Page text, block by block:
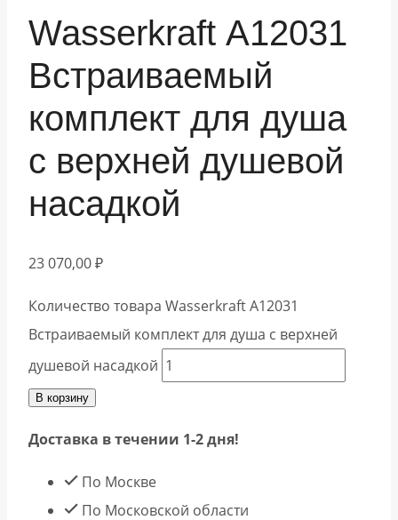
Wasserkraft А12031
Встраиваемый
комплект для душа
с верхней душевой
насадкой
23 070,00₽
Количество товара Wasserkraft А12031
Встраиваемый комплект для душа с верхней
душевой насадкой
В корзину
Доставка в течении 1-2 дня!
По Москве
По Московской области